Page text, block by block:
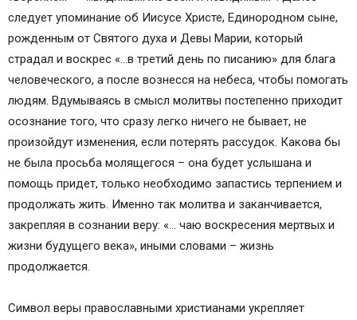
следует упоминание об Иисусе Христе, Единородном сыне,
рожденным от Святого духа и Девы Марии, который
страдал и воскрес «…в третий день по писанию» для блага
человеческого, а после вознесся на небеса, чтобы помогать
людям. Вдумываясь в смысл молитвы постепенно приходит
осознание того, что сразу легко ничего не бывает, не
произойдут изменения, если потерять рассудок. Какова бы
не была просьба молящегося – она будет услышана и
помощь придет, только необходимо запастись терпением и
продолжать жить. Именно так молитва и заканчивается,
закрепляя в сознании веру: «… чаю воскресения мертвых и
жизни будущего века», иными словами – жизнь
продолжается.
Символ веры православными христианами укрепляет